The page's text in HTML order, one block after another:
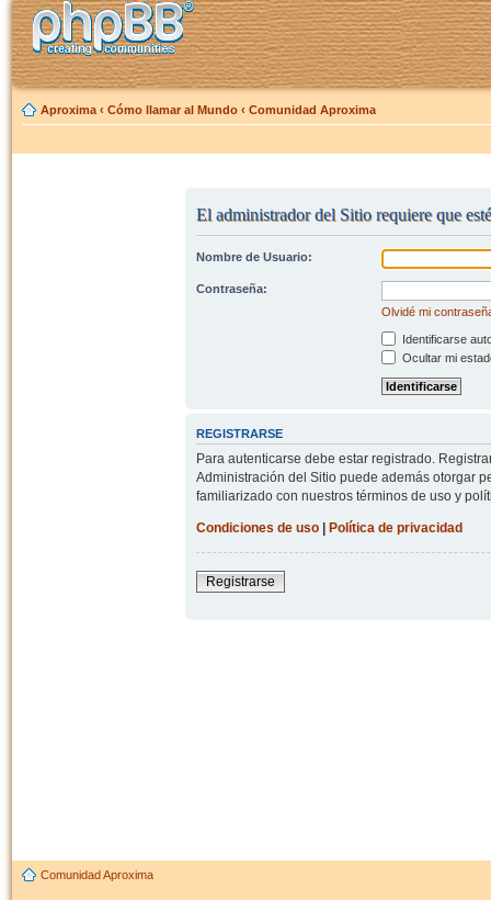
Aproxima ‹ Cómo llamar al Mundo ‹ Comunidad Aproxima
El administrador del Sitio requiere que
Nombre de Usuario:
Contraseña:
Olvidé mi
Identificarse
Ocultar mi
REGISTRARSE
Para autenticarse debe estar registrado.
Administración del Sitio puede además otorgar
familiarizado con nuestros términos de uso y
Condiciones de uso| Política de privacidad
Registrarse
Comunidad Aproxima